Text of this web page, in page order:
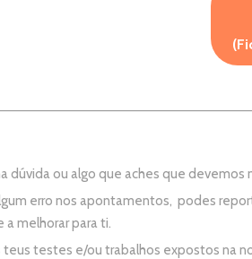
dúvida ou algo que aches que
erro nos apontamentos, podes
melhorar para ti.
teus testes e/ou trabalhos expostos na